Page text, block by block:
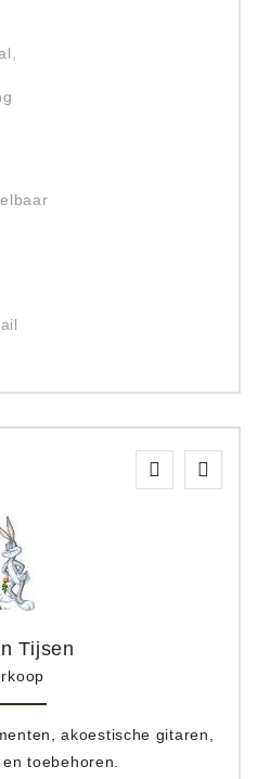
Tijsen
akoestische gitaren,
toebehoren.